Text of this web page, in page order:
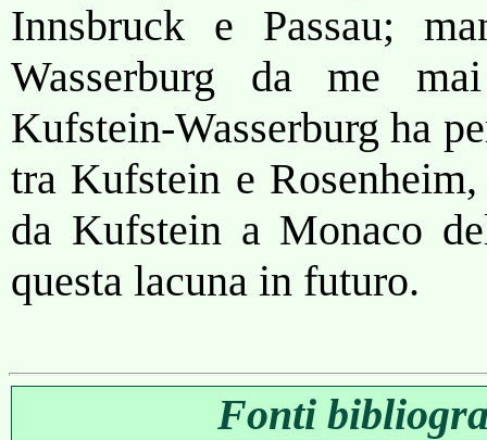
Innsbruck e Passau;
Wasserburg da me
Kufstein-Wasserburg ha
tra Kufstein e
da Kufstein a Monaco
questa lacuna in futuro.
Fonti